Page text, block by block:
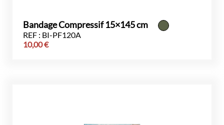
Bandage Compressif 15×145 cm
REF : BI-PF120A
10,00€